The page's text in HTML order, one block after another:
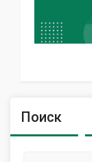
Поиск